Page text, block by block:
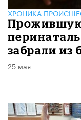
ХРОНИКА
Прожившую
забрали из
25 мая